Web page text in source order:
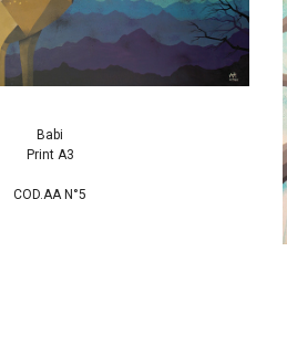
Babi
Print A3
COD.AA N°5